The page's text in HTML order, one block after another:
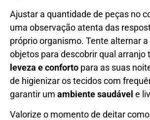
Ajustar a quantidade de peças no
uma observação atenta das
próprio organismo. Tente alternar
objetos para descobrir qual arranjo
leveza e conforto para as suas
de higienizar os tecidos com
garantir um ambiente saudável e
Valorize o momento de deitar